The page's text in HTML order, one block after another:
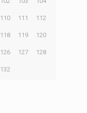
110 111 112
118 119 120
126 127 128
132